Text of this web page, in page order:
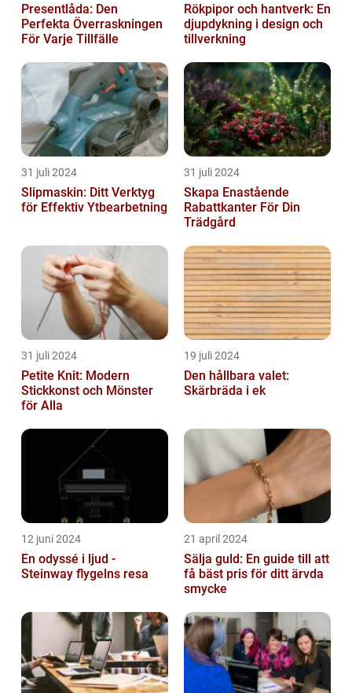
Presentlåda: Den
Perfekta Överraskningen
För Varje Tillfälle
Rökpipor och hantverk: En
djupdykning i design och
tillverkning
31 juli 2024
Slipmaskin: Ditt Verktyg
för Effektiv Ytbearbetning
31 juli 2024
Skapa Enastående
Rabattkanter För Din
Trädgård
31 juli 2024
Petite Knit: Modern
Stickkonst och Mönster
för Alla
19 juli 2024
Den hållbara valet:
Skärbräda i ek
12 juni 2024
En odyssé i ljud -
Steinway flygelns resa
21 april 2024
Sälja guld: En guide till att
få bäst pris för ditt ärvda
smycke